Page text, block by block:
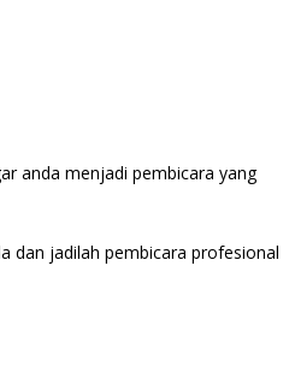
anda menjadi pembicara yang
dan jadilah pembicara profesional